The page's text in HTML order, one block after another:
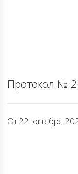
Протокол №
От 22 октября